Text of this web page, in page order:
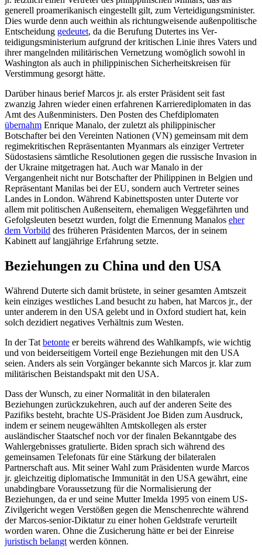
generell proamerikanisch ein­gestellt gilt, zum Verteidigungsminister.
Dies wurde denn auch weithin als richtung­weisende außenpolitische
Entscheidung gedeutet, da die Berufung Dutertes ins Ver­
teidigungsministerium aufgrund der kri­tischen Linie ihres Vaters und
ihrer man­gelnden militärischen Vernetzung wo­möglich sowohl in
Washington als auch in philippinischen Sicherheitskreisen für
Verstimmung gesorgt hätte.
Darüber hinaus berief Marcos jr. als erster Präsident seit fast
zwanzig Jahren wieder einen erfahrenen Karrierediplomaten in das
Amt des Außenministers. Den Posten des Chefdiplomaten
übernahm Enrique Manalo, der zuletzt als philippinischer
Botschafter bei den Vereinten Natio­nen (VN) gemeinsam mit dem
regimekritischen Repräsentanten Myanmars als ein­ziger Vertreter
Südostasiens sämtliche Reso­lutionen gegen die russische Invasion in
der Ukraine mitgetragen hat. Auch war Manalo in der
Vergangenheit nicht nur Botschafter der Philippinen in Belgien und
Repräsentant Manilas bei der EU, sondern auch Ver­treter seines
Landes in London. Während Kabinettsposten unter Duterte vor
allem mit politischen Außenseitern, ehemaligen Weggefährten und
Gefolgsleuten besetzt wurden, folgt die Ernennung Manalos eher
dem Vorbild des früheren Präsidenten Marcos, der in seinem
Kabinett auf lang­jährige Erfahrung setzte.
Beziehungen zu China und den USA
Während Duterte sich damit brüstete, in seiner gesamten Amtszeit
kein einziges westliches Land besucht zu haben, hat Marcos jr., der
unter anderem in den USA gelebt und in Oxford studiert hat, kein
solch dezidiert negatives Verhältnis zum Westen.
In der Tat betonte er bereits während des Wahlkampfs, wie wichtig
und von beider­seitigem Vorteil enge Beziehungen mit den USA
seien. Anders als sein Vorgänger be­kannte sich Marcos jr. klar zum
mili­täri­schen Beistandspakt mit den USA.
Dass der Wunsch, zu einer Normalität in den bilateralen
Beziehungen zurückzukehren, auch auf der anderen Seite des
Pazifiks besteht, brachte US-Präsident Joe Biden zum Ausdruck,
indem er seinem neugewählten Amtskollegen als erster
ausländischer Staats­chef noch vor der finalen Bekannt­gabe des
Wahlergebnisses gratulierte. Biden sprach sich während des
gemeinsamen Telefonats für eine Stärkung der bilateralen
Partnerschaft aus. Mit seiner Wahl zum Präsidenten wurde Marcos
jr. gleichzeitig diplomatische Immunität in den USA ge­währt, eine
unabdingbare Voraussetzung für die Normalisierung der
Beziehungen, da er und seine Mutter Imelda 1995 von einem US-
Zivilgericht wegen Verstößen gegen die Menschenrechte während
der Marcos-senior-Diktatur zu einer hohen Geldstrafe verurteilt
worden waren. Ohne die Zusiche­rung hätte er bei der Einreise
juristisch belangt werden können.